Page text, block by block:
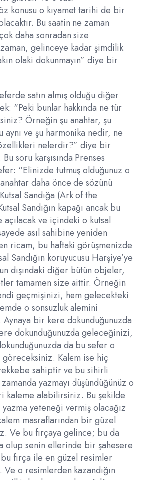
konusu o kıyamet tarihi de bir
Bu saatin ne zaman
çok daha sonradan size
gelinceye kadar şimdilik
olaki dokunmayın” diye bir
satın almış olduğu diğer
“Peki bunlar hakkında ne tür
Örneğin şu anahtar, şu
aynı ve şu harmonika nedir, ne
nelerdir?” diye bir
soru karşısında Prenses
“Elinizde tutmuş olduğunuz o
daha önce de sözünü
Sandığa (Ark of the
Sandığın kapağı ancak bu
açılacak ve içindeki o kutsal
asıl sahibine yeniden
ricam, bu haftaki görüşmenizde
Sandığın koruyucusu Harşiye’ye
dışındaki diğer bütün objeler,
tamamen size aittir. Örneğin
geçmişinizi, hem gelecekteki
o sonsuzluk alemini
bir kere dokunduğunuzda
dokunduğunuzda geleceğinizi,
da bu sefer o
göreceksiniz. Kalem ise hiç
sahiptir ve bu sihirli
yazmayı düşündüğünüz o
kaleme alabilirsiniz. Bu şekilde
yeteneği vermiş olacağız
masraflarından bir güzel
Ve bu fırçaya gelince; bu da
olup senin ellerinde bir şahesere
fırça ile en güzel resimler
o resimlerden kazandığın